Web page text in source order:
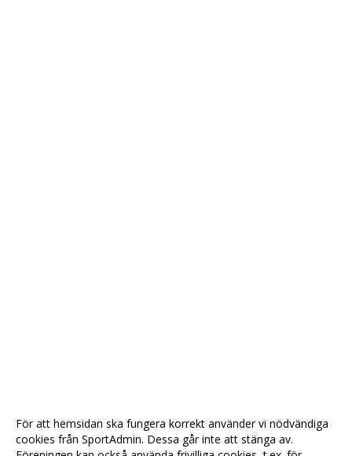
För att hemsidan ska fungera korrekt använder vi nödvändiga
cookies från SportAdmin. Dessa går inte att stänga av.